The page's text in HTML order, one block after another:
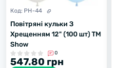
Код: PH-44
Повітряні кульки З
Хрещенням 12" (100 шт) ТМ
Show
0
547.80 грн